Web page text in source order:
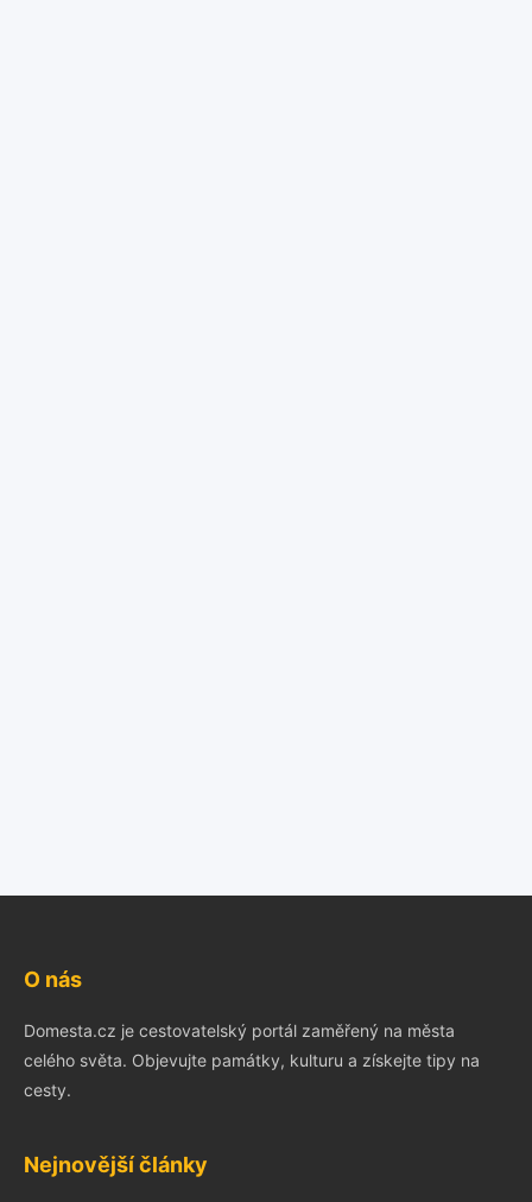
O nás
Domesta.cz je cestovatelský portál zaměřený na města
celého světa. Objevujte památky, kulturu a získejte tipy na
cesty.
Nejnovější články